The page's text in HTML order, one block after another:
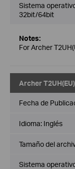
Sistema
32bit/64bit
Notes:
For Archer
Archer
Fecha de
Idioma: Inglés
Tamaño del
Sistema